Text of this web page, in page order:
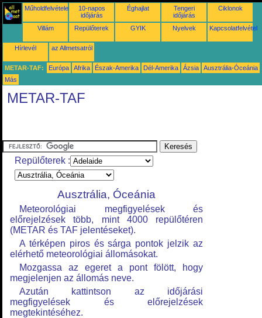
Műholdfelvételek
10-napos
időjárás
Éghajlat
Tengeri
időjárás
Ciklonok
Villám Repülőterek GYIK Nyelvek Kapcsolatfelvétel
Hírlevél az Allmetsatról
METAR-TAF: Európa Afrika Észak-Amerika Dél-Amerika Ázsia
Ausztrália-Óceánia
Más
METAR-TAF
Repülőterek :
Ausztrália, Óceánia
Meteorológiai megfigyelések és
előrejelzések több, mint 4000 repülőtéren
(METAR és TAF jelentéseket).
A térképen piros és sárga pontok jelzik az
elérhető meteorológiai állomásokat.
Mozgassa az egeret a pont fölött, hogy
megjelenjen az állomás neve.
Azután kattintson az időjárási
megfigyelések és előrejelzések
megtekintéséhez.